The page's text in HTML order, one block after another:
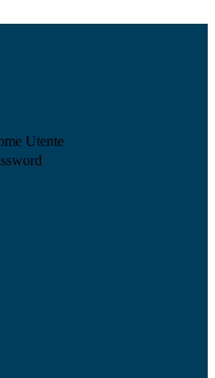
Utente